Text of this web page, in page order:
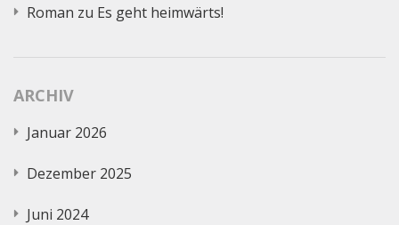
Roman zu Es geht heimwärts!
ARCHIV
Januar 2026
Dezember 2025
Juni 2024